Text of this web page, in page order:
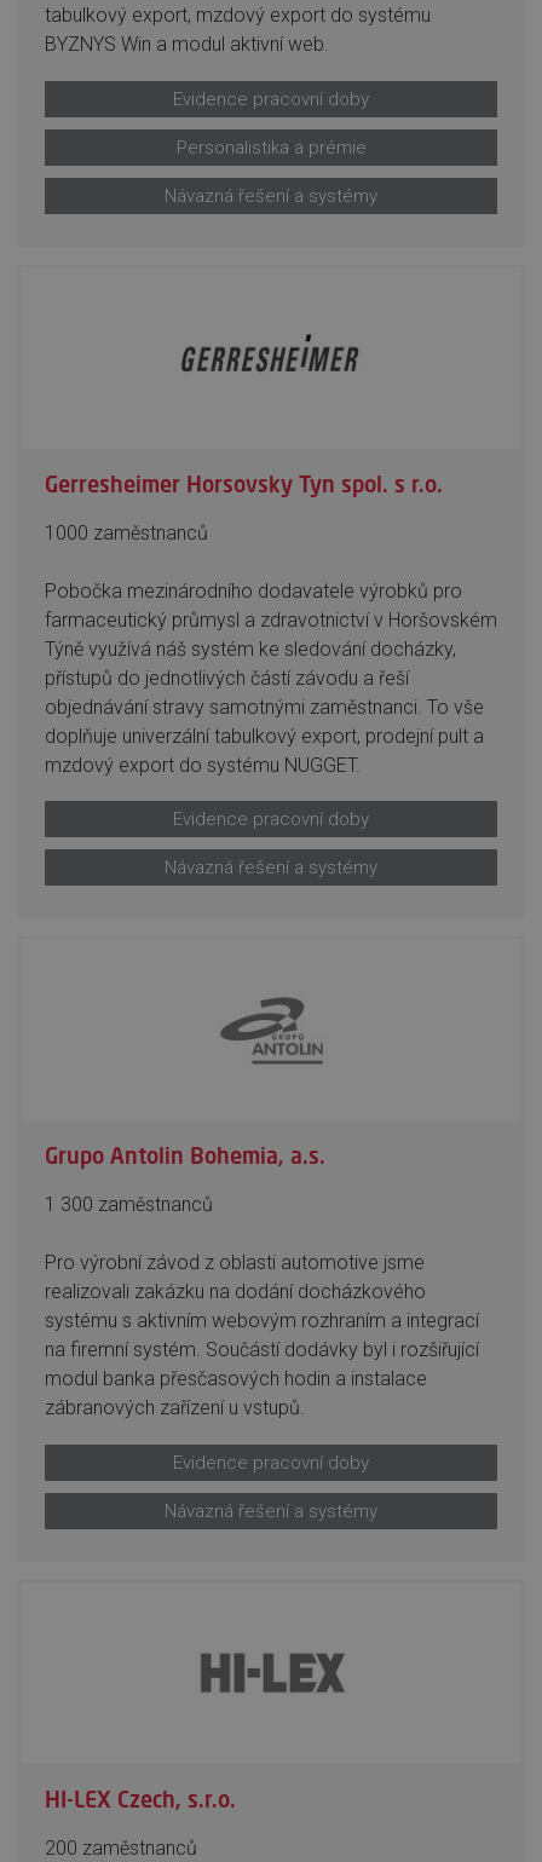
tabulkový export, mzdový export do systému
BYZNYS Win a modul aktivní web.
Evidence pracovní doby
Personalistika a prémie
Návazná řešení a systémy
Gerresheimer Horsovsky Tyn spol. s r.o.
1000 zaměstnanců
Pobočka mezinárodního dodavatele výrobků pro
farmaceutický průmysl a zdravotnictví v Horšovském
Týně využívá náš systém ke sledování docházky,
přístupů do jednotlivých částí závodu a řeší
objednávání stravy samotnými zaměstnanci. To vše
doplňuje univerzální tabulkový export, prodejní pult a
mzdový export do systému NUGGET.
Evidence pracovní doby
Návazná řešení a systémy
Grupo Antolin Bohemia, a.s.
1 300 zaměstnanců
Pro výrobní závod z oblasti automotive jsme
realizovali zakázku na dodání docházkového
systému s aktivním webovým rozhraním a integrací
na firemní systém. Součástí dodávky byl i rozšiřující
modul banka přesčasových hodin a instalace
zábranových zařízení u vstupů.
Evidence pracovní doby
Návazná řešení a systémy
HI-LEX Czech, s.r.o.
200 zaměstnanců